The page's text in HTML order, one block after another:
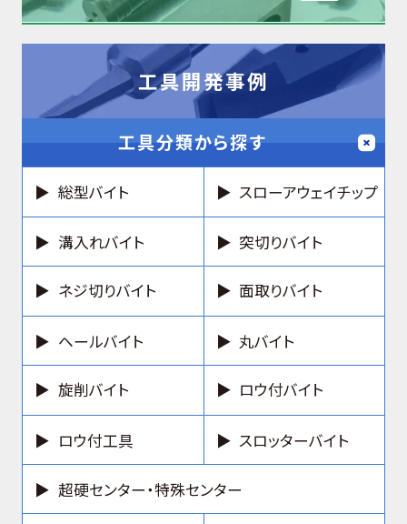
工具開発事例
工具分類から探す
総型バイト スローアウェイチップ
溝入れバイト 突切りバイト
ネジ切りバイト 面取りバイト
ヘールバイト 丸バイト
旋削バイト ロウ付バイト
ロウ付工具 スロッターバイト
超硬センター・特殊センター